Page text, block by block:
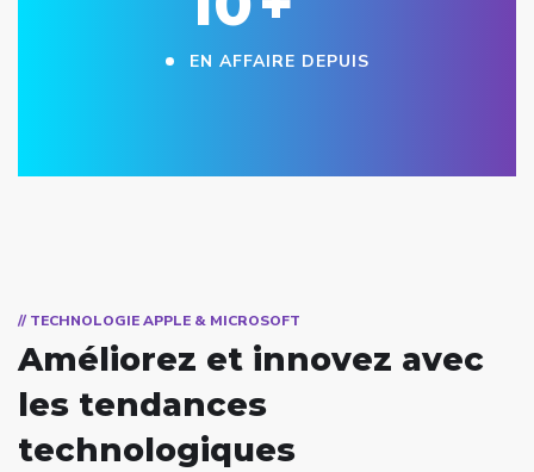
EN AFFAIRE DEPUIS
// TECHNOLOGIE APPLE & MICROSOFT
Améliorez et innovez avec
les tendances
technologiques